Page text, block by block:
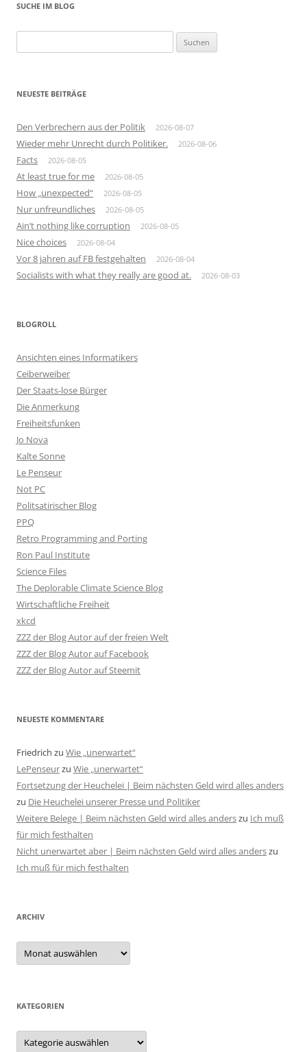
SUCHE IM BLOG
nach:
NEUESTE BEITRÄGE
Den Verbrechern aus der Politik 2026-08-07
Wieder mehr Unrecht durch Politiker. 2026-08-06
Facts 2026-08-05
At least true for me 2026-08-05
How „unexpected“ 2026-08-05
Nur unfreundliches 2026-08-05
Ain’t nothing like corruption 2026-08-05
Nice choices 2026-08-04
Vor 8 jahren auf FB festgehalten 2026-08-04
Socialists with what they really are good at. 2026-08-03
BLOGROLL
Ansichten eines Informatikers
Ceiberweiber
Der Staats-lose Bürger
Die Anmerkung
Freiheitsfunken
Jo Nova
Kalte Sonne
Le Penseur
Not PC
Politsatirischer Blog
PPQ
Retro Programming and Porting
Ron Paul Institute
Science Files
The Deplorable Climate Science Blog
Wirtschaftliche Freiheit
xkcd
ZZZ der Blog Autor auf der freien Welt
ZZZ der Blog Autor auf Facebook
ZZZ der Blog Autor auf Steemit
NEUESTE KOMMENTARE
Friedrich zu Wie „unerwartet“
LePenseurzu Wie „unerwartet“
Fortsetzung der Heuchelei | Beim nächsten Geld wird alles anders
zu Die Heuchelei unserer Presse und Politiker
Weitere Belege | Beim nächsten Geld wird alles anderszu Ich muß
für mich festhalten
Nicht unerwartet aber | Beim nächsten Geld wird alles anderszu
Ich muß für mich festhalten
ARCHIV
Archiv
KATEGORIEN
Kategorien